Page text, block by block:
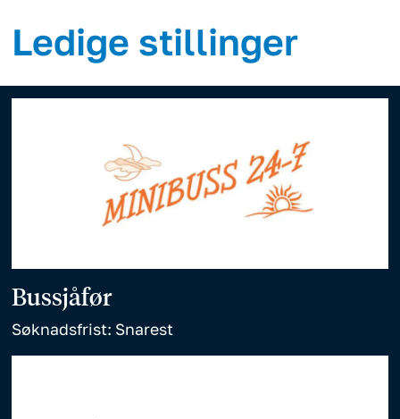
Ledige stillinger
Bussjåfør
Søknadsfrist: Snarest